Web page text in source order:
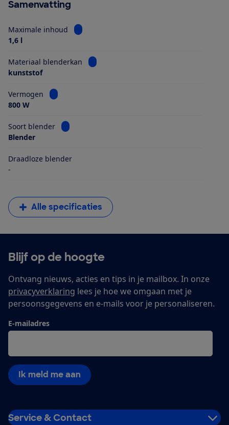
Samenvatting
Maximale inhoud
Bekijk informatie voor Maximale inhoud
1,6 l
Materiaal blenderkan
Bekijk informatie voor Materiaal
kunststof
Vermogen
Bekijk informatie voor Vermogen
800 W
Soort blender
Bekijk informatie voor Soort blender
Blender
Draadloze blender
-
Alle specificaties
Blijf op de hoogte
Ontvang nieuws, acties en tips in je mailbox. In onze
privacyverklaring lees je hoe we omgaan met je
persoonsgegevens en e-mails voor je personaliseren.
E-mailadres
Ik meld me aan
Service & Contact